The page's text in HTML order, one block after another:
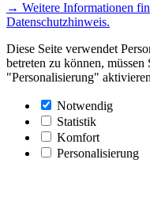
→ Weitere Informationen
Datenschutzhinweis.
Diese Seite verwendet
betreten zu können,
"Personalisierung"
Notwendig
Statistik
Komfort
Personalisierung